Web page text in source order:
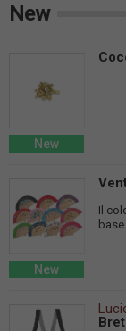
New
New
New
Il